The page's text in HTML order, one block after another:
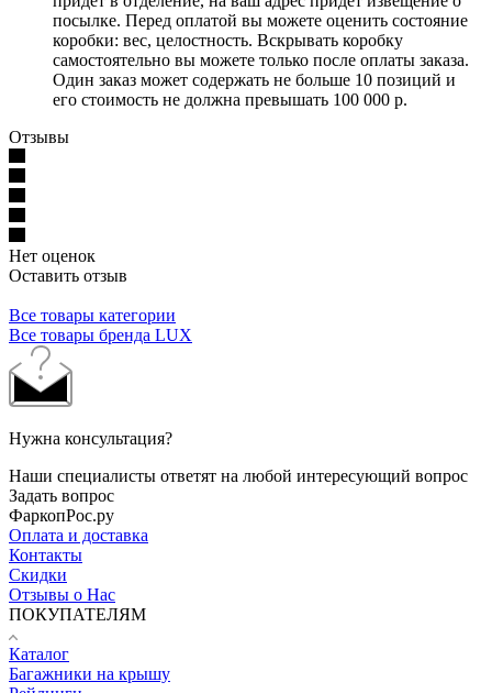
посылке. Перед оплатой вы можете оценить состояние
коробки: вес, целостность. Вскрывать коробку
самостоятельно вы можете только после оплаты заказа.
Один заказ может содержать не больше 10 позиций и
его стоимость не должна превышать 100 000 р.
Отзывы
Нет оценок
Оставить отзыв
Все товары категории
Все товары бренда LUX
Нужна консультация?
Наши специалисты ответят на любой интересующий вопрос
Задать вопрос
ФаркопРос.ру
Оплата и доставка
Контакты
Скидки
Отзывы о Нас
ПОКУПАТЕЛЯМ
Каталог
Багажники на крышу